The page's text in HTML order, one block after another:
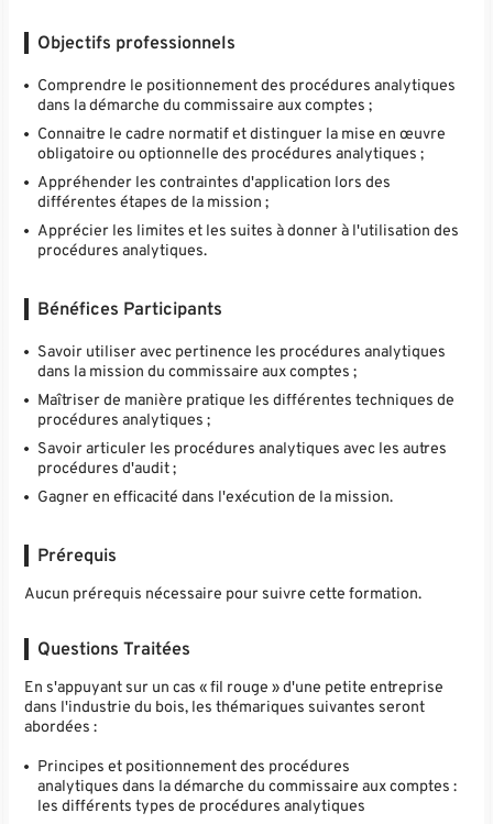
Objectifs professionnels
Comprendre le positionnement des procédures analytiques
dans la démarche du commissaire aux comptes ;
Connaitre le cadre normatif et distinguer la mise en œuvre
obligatoire ou optionnelle des procédures analytiques ;
Appréhender les contraintes d'application lors des
différentes étapes de la mission ;
Apprécier les limites et les suites à donner à l'utilisation des
procédures analytiques.
Bénéfices Participants
Savoir utiliser avec pertinence les procédures analytiques
dans la mission du commissaire aux comptes ;
Maîtriser de manière pratique les différentes techniques de
procédures analytiques ;
Savoir articuler les procédures analytiques avec les autres
procédures d'audit ;
Gagner en efficacité dans l'exécution de la mission.
Prérequis
Aucun prérequis nécessaire pour suivre cette formation.
Questions Traitées
En s'appuyant sur un cas « fil rouge » d'une petite entreprise
dans l'industrie du bois, les thémariques suivantes seront
abordées :
Principes et positionnement des procédures
analytiques dans la démarche du commissaire aux comptes :
les différents types de procédures analytiques